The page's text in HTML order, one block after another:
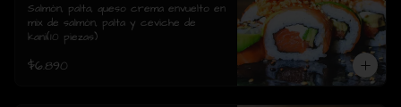
de salmón, palta y ceviche de
kani(10 piezas)
Salmón, palta, queso crema envuelto en
mix de salmón, palta y ceviche de
kani(10 piezas)
$6.890